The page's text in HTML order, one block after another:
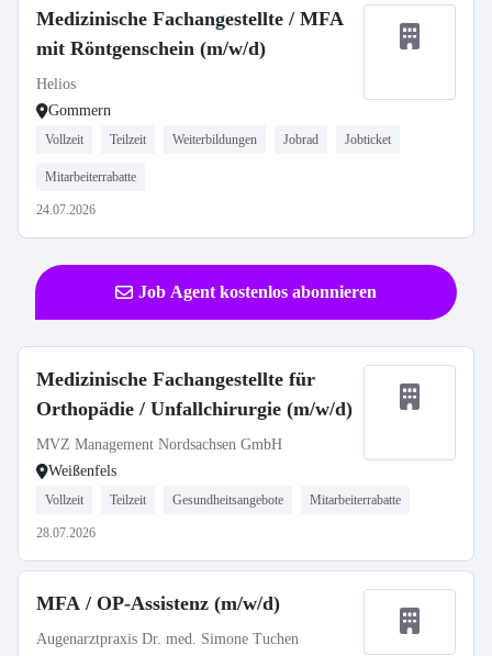
Medizinische Fachangestellte / MFA
mit Röntgenschein (m/w/d)
Helios
Gommern
Vollzeit Teilzeit Weiterbildungen Jobrad Jobticket
Mitarbeiterrabatte
24.07.2026
Job Agent kostenlos abonnieren
Medizinische Fachangestellte für
Orthopädie / Unfallchirurgie (m/w/d)
MVZ Management Nordsachsen GmbH
Weißenfels
Vollzeit Teilzeit Gesundheitsangebote Mitarbeiterrabatte
28.07.2026
MFA / OP-Assistenz (m/w/d)
Augenarztpraxis Dr. med. Simone Tuchen